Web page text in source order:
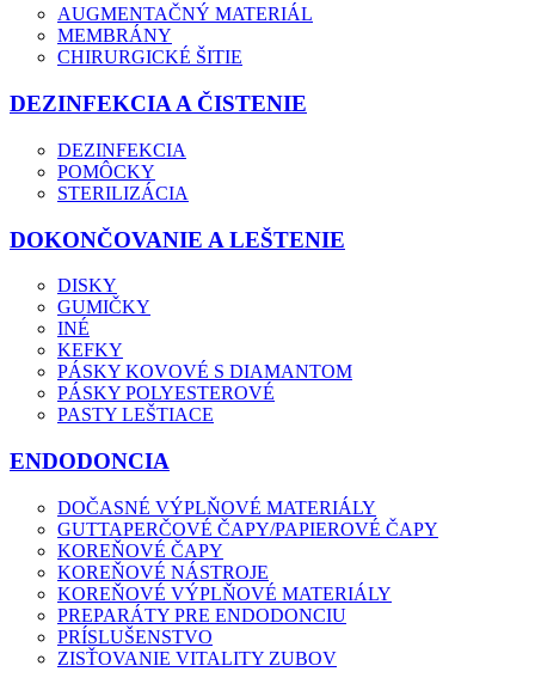
AUGMENTAČNÝ MATERIÁL
MEMBRÁNY
CHIRURGICKÉ ŠITIE
DEZINFEKCIA A ČISTENIE
DEZINFEKCIA
POMÔCKY
STERILIZÁCIA
DOKONČOVANIE A LEŠTENIE
DISKY
GUMIČKY
INÉ
KEFKY
PÁSKY KOVOVÉ S DIAMANTOM
PÁSKY POLYESTEROVÉ
PASTY LEŠTIACE
ENDODONCIA
DOČASNÉ VÝPLŇOVÉ MATERIÁLY
GUTTAPERČOVÉ ČAPY/PAPIEROVÉ ČAPY
KOREŇOVÉ ČAPY
KOREŇOVÉ NÁSTROJE
KOREŇOVÉ VÝPLŇOVÉ MATERIÁLY
PREPARÁTY PRE ENDODONCIU
PRÍSLUŠENSTVO
ZISŤOVANIE VITALITY ZUBOV